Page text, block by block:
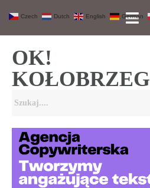
OK!
KOŁOBRZEG
Czech Dutch English German